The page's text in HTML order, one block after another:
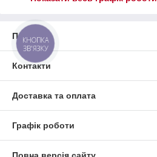
Про нас
Контакти
Доставка та оплата
Графік роботи
КНОПКА
ЗВ'ЯЗКУ